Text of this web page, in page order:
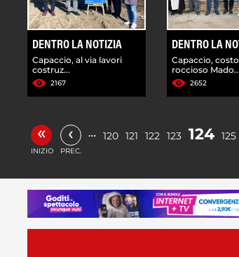
DENTRO LA NOTIZIA
Capaccio, al via lavori
costruz...
2167
DENTRO LA
Capaccio,
roccioso Mado...
2652
«
INIZIO
‹
PREC.
… 120 121 122 123 124 125